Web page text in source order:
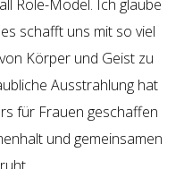
Role-Model. Ich glaube
schafft uns mit so viel
Körper und Geist zu
Ausstrahlung hat
für Frauen geschaffen
und gemeinsamen